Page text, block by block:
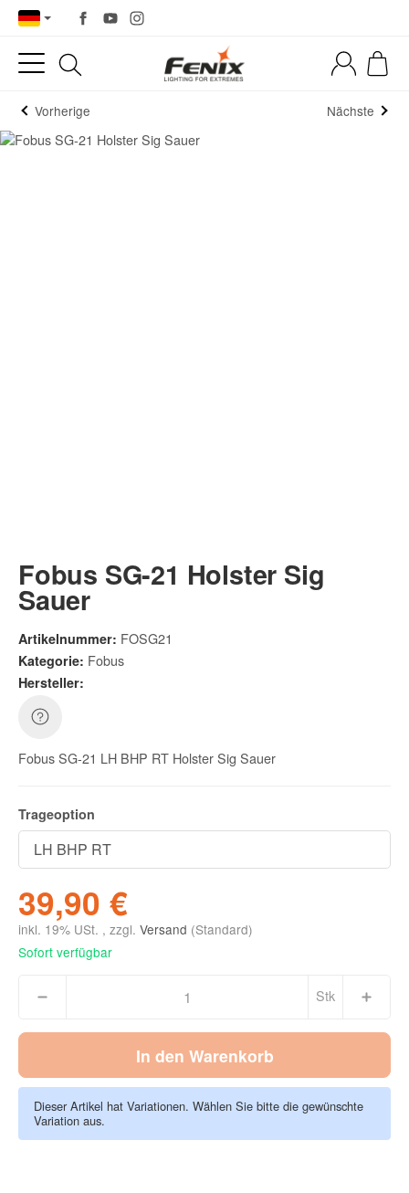
Vorherige Nächste
Fobus SG-21 Holster Sig
Sauer
Artikelnummer: FOSG21
Kategorie: Fobus
Hersteller:
Fobus SG-21 LH BHP RT Holster Sig Sauer
Trageoption
39,90 €
inkl. 19% USt. , zzgl. Versand (Standard)
Sofort verfügbar
Stk
In den Warenkorb
Dieser Artikel hat Variationen. Wählen Sie bitte die gewünschte
Variation aus.